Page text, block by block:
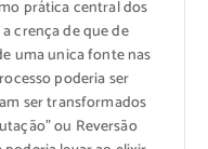
prática centraldos
acrençadequede
uma unica fontenas
rocessopoderiaser
sertransformados
ou Reversão